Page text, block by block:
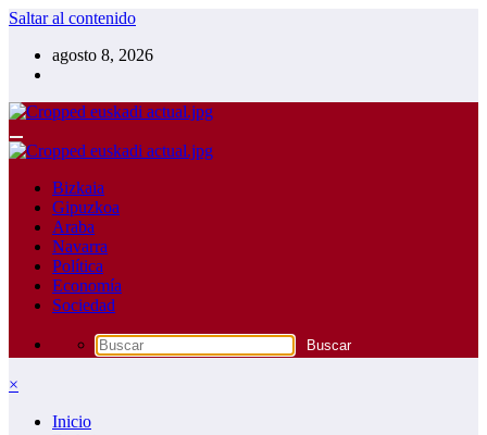
Saltar al contenido
agosto 8, 2026
Bizkaia
Gipuzkoa
Araba
Navarra
Política
Economía
Sociedad
×
Inicio